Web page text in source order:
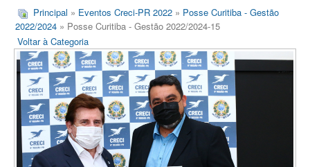
Principal » Eventos Creci-PR 2022 » Posse Curitiba - Gestão
2022/2024 » Posse Curitiba - Gestão 2022/2024-15
Voltar à Categoria